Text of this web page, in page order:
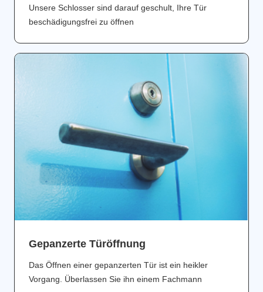
Unsere Schlosser sind darauf geschult, Ihre Tür
beschädigungsfrei zu öffnen
Gepanzerte Türöffnung
Das Öffnen einer gepanzerten Tür ist ein heikler
Vorgang. Überlassen Sie ihn einem Fachmann